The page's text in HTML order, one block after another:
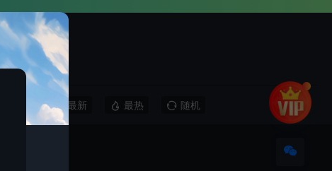
最新 最热 随机